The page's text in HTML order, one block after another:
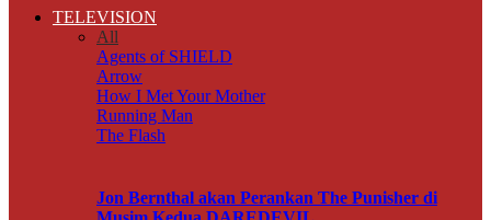
TELEVISION
All
Agents of SHIELD
Arrow
How I Met Your Mother
Running Man
The Flash
Jon Bernthal akan Perankan The Punisher di